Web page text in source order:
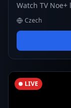
Watch TV
Czech
LIVE